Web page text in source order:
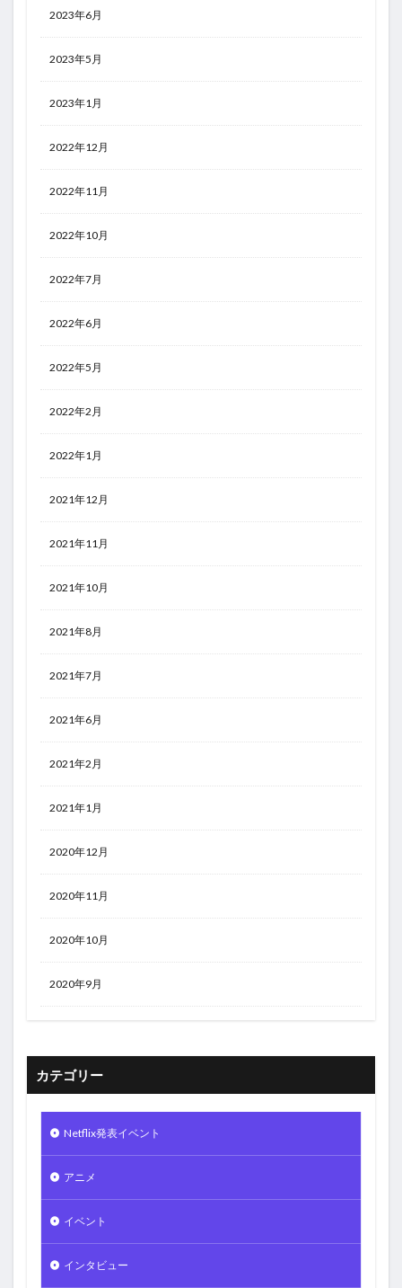
2023年6月
2023年5月
2023年1月
2022年12月
2022年11月
2022年10月
2022年7月
2022年6月
2022年5月
2022年2月
2022年1月
2021年12月
2021年11月
2021年10月
2021年8月
2021年7月
2021年6月
2021年2月
2021年1月
2020年12月
2020年11月
2020年10月
2020年9月
カテゴリー
Netflix発表イベント
アニメ
イベント
インタビュー